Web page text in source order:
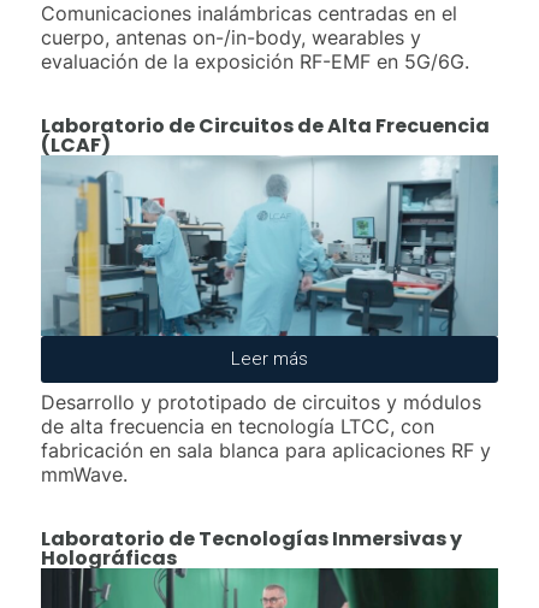
Comunicaciones inalámbricas centradas en el
cuerpo, antenas on-/in-body, wearables y
evaluación de la exposición RF-EMF en 5G/6G.
Laboratorio de Circuitos de Alta Frecuencia
(LCAF)
Leer más
Desarrollo y prototipado de circuitos y módulos
de alta frecuencia en tecnología LTCC, con
fabricación en sala blanca para aplicaciones RF y
mmWave.
Laboratorio de Tecnologías Inmersivas y
Holográficas